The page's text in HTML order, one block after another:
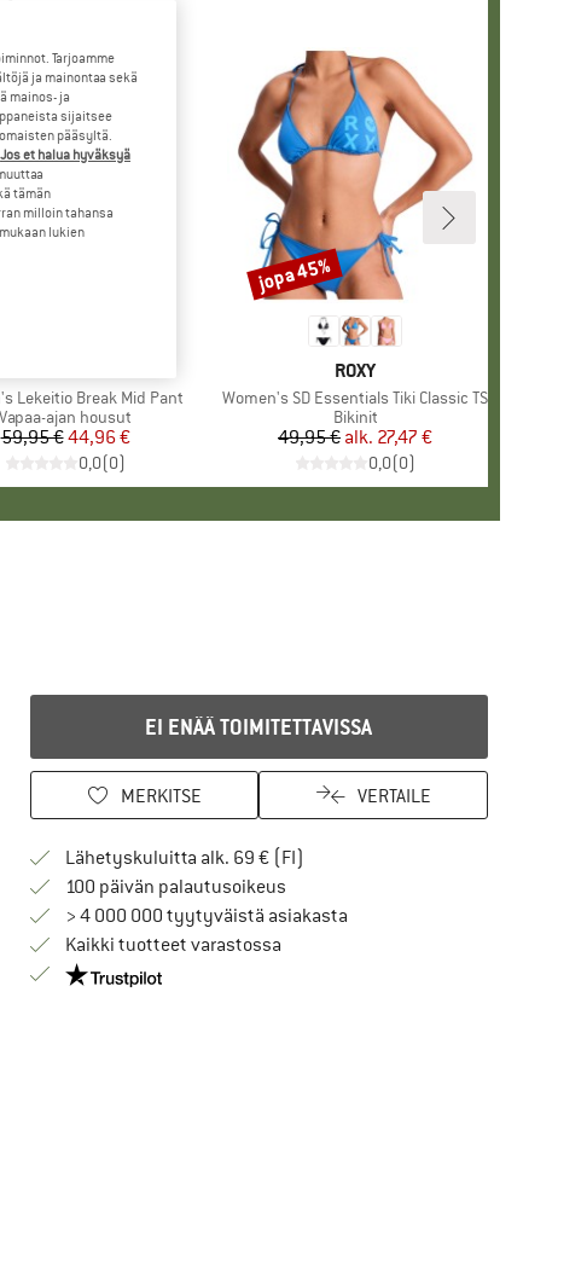
Lekeitio Break Mid Pant
Tuoteryhmä
Vapaa-ajan housut
Hinta
59,95 €Alennettu hinta
44,96 €
0,0(0)
MERKKI
ROXY
Tuote
Women's SD Essentials Tiki Classic TS
Tuoteryhmä
Bikinit
Hinta
49,95 € Alennettu hinta
alk. 27,47 €
0,0(0)
Alennus
jopa 45%
EI ENÄÄ TOIMITETTAVISSA
MERKITSE VERTAILE
Lähetyskuluitta alk. 69 € (FI)
100 päivän palautusoikeusSiirry palautusoikeuteen täältä
> 4 000 000 tyytyväistä asiakasta
Kaikki tuotteet varastossa
Meillä on Trustpilot -sertifiointi - lue lisää tästä!
Tarjoamme
ja mainontaa sekä
mainos- ja
sijaitsee
pääsyltä.
Jos et halua hyväksyä
tämän
milloin tahansa
lukien